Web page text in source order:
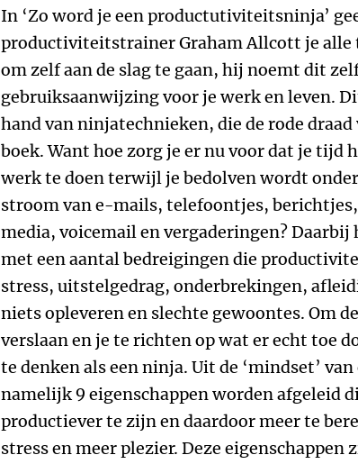
In ‘Zo word je een productutiviteitsninja’
productiviteitstrainer Graham Allcott je alle
om zelf aan de slag te gaan, hij noemt dit
gebruiksaanwijzing voor je werk en leven.
hand van ninjatechnieken, die de rode
boek. Want hoe zorg je er nu voor dat je tijd
werk te doen terwijl je bedolven wordt
stroom van e-mails, telefoontjes,
media, voicemail en vergaderingen? Daarbij
met een aantal bedreigingen die
stress, uitstelgedrag, onderbrekingen,
niets opleveren en slechte gewoontes. Om
verslaan en je te richten op wat er echt toe
te denken als een ninja. Uit de ‘mindset’
namelijk 9 eigenschappen worden afgeleid
productiever te zijn en daardoor meer te
stress en meer plezier. Deze eigenschappen